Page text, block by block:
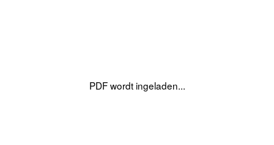
PDF wordt ingeladen...